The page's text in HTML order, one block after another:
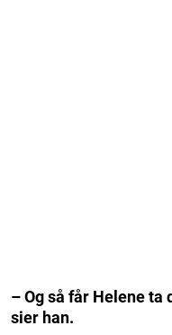
– Og så får Helene ta
sier han.